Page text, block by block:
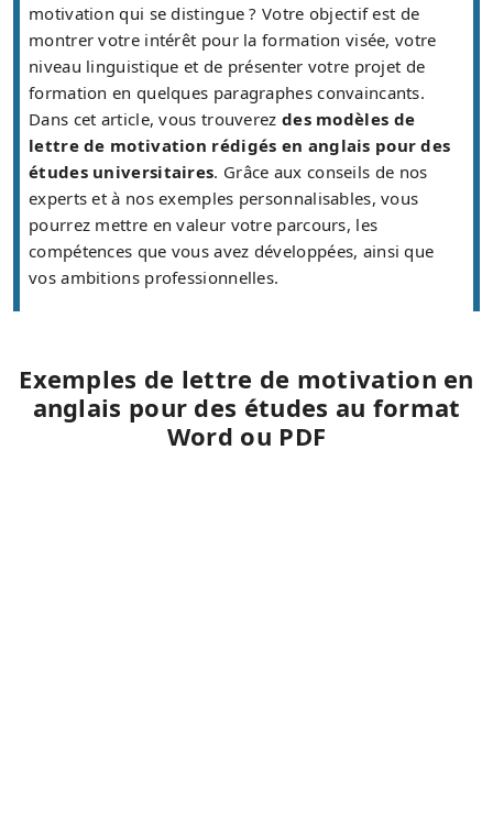
motivation qui se distingue ? Votre objectif est de
montrer votre intérêt pour la formation visée, votre
niveau linguistique et de présenter votre projet de
formation en quelques paragraphes convaincants.
Dans cet article, vous trouverez des modèles de
lettre de motivation rédigés en anglais pour des
études universitaires. Grâce aux conseils de nos
experts et à nos exemples personnalisables, vous
pourrez mettre en valeur votre parcours, les
compétences que vous avez développées, ainsi que
vos ambitions professionnelles.
Exemples de lettre de motivation en
anglais pour des études au format
Word ou PDF